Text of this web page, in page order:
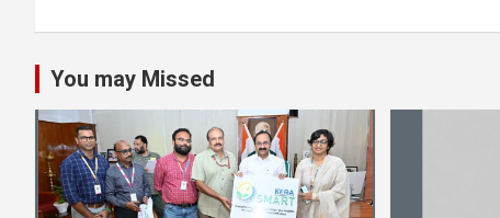
You may Missed